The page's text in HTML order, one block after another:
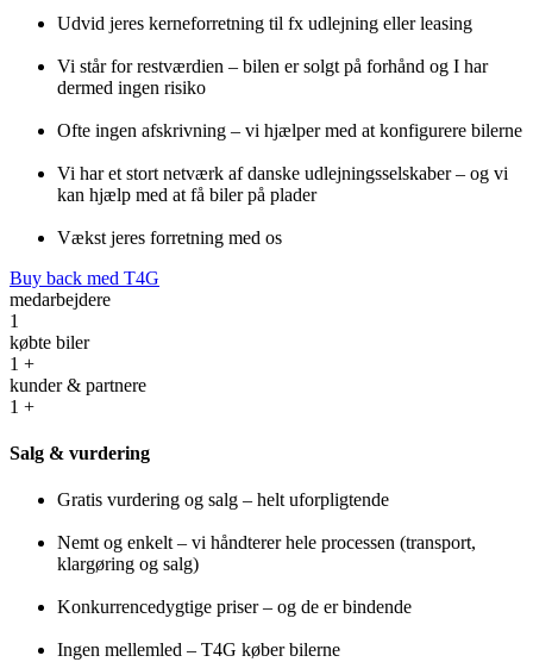
Udvid jeres kerneforretning til fx udlejning eller leasing
Vi står for restværdien – bilen er solgt på forhånd og I har
dermed ingen risiko
Ofte ingen afskrivning – vi hjælper med at konfigurere bilerne
Vi har et stort netværk af danske udlejningsselskaber – og vi
kan hjælp med at få biler på plader
Vækst jeres forretning med os
Buy back med T4G
medarbejdere
1
købte biler
1 +
kunder & partnere
1 +
Salg & vurdering
Gratis vurdering og salg – helt uforpligtende
Nemt og enkelt – vi håndterer hele processen (transport,
klargøring og salg)
Konkurrencedygtige priser – og de er bindende
Ingen mellemled – T4G køber bilerne